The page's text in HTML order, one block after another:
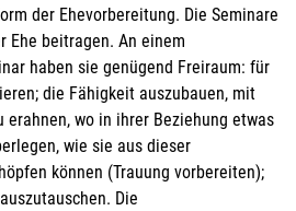
(ab 15 Jahren)
übernimmt der Anmelder die
an (ab 15 Jahren)
der Ehevorbereitung. Die Seminare
Ehe beitragen. An einem
haben sie genügend Freiraum: für
die Fähigkeit auszubauen, mit
erahnen, wo in ihrer Beziehung etwas
wie sie aus dieser
können (Trauung vorbereiten);
Die